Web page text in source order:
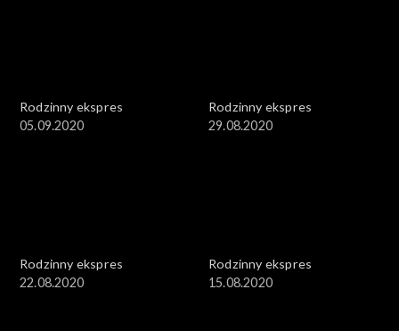
Rodzinny ekspres
05.09.2020
Rodzinny ekspres
29.08.2020
Rodzinny ekspres
22.08.2020
Rodzinny ekspres
15.08.2020